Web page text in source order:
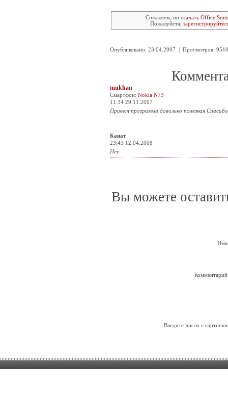
Сожалеем, но скачать Office
Пожалуйста,
Опубликовано: 23.04.2007 | Просмотров:
mukhan
Смартфон: Nokia N73
11:34 29.11.2007
Привет программа довольно полезная
Канат
23:43 12.04.2008
Hey
Вы можете
Введите число с